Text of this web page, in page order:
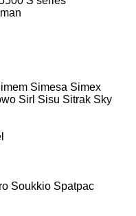
Simesa Simex
Sirl Sisu Sitrak Sky
Soukkio Spatpac